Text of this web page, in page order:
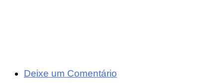
Deixe um Comentário